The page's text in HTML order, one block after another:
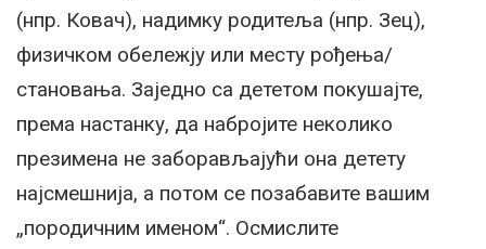
(нпр. Ковач), надимку родитеља (нпр. Зец),
физичком обележју или месту рођења/
становања. Заједно са дететом покушајте,
према настанку, да набројите неколико
презимена не заборављајући она детету
најсмешнија, а потом се позабавите вашим
„породичним именом“. Осмислите